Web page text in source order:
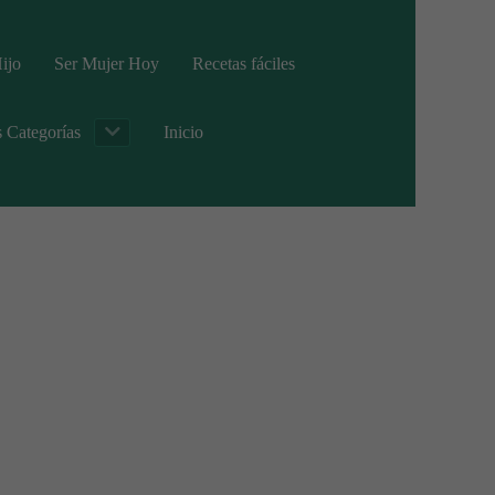
Ser Mujer Hoy Recetas fáciles
Categorías Inicio